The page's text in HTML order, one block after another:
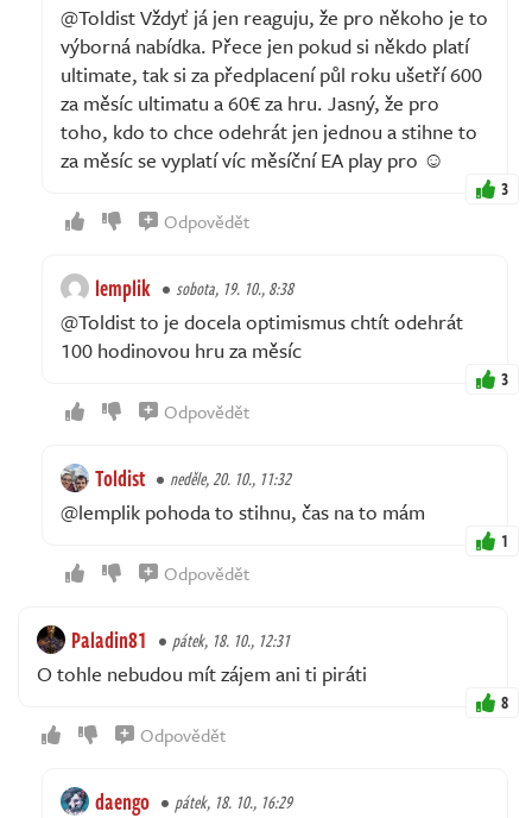
@Toldist Vždyť já jen reaguju, že pro někoho je to
výborná nabídka. Přece jen pokud si někdo platí
ultimate, tak si za předplacení půl roku ušetří 600
za měsíc ultimatu a 60€ za hru. Jasný, že pro
toho, kdo to chce odehrát jen jednou a stihne to
za měsíc se vyplatí víc měsíční EA play pro ☺️
3
Odpovědět
lemplik sobota, 19. 10., 8:38
@Toldist to je docela optimismus chtít odehrát
100 hodinovou hru za měsíc
3
Odpovědět
Toldist neděle, 20. 10., 11:32
@lemplik pohoda to stihnu, čas na to mám
1
Odpovědět
Paladin81 pátek, 18. 10., 12:31
O tohle nebudou mít zájem ani ti piráti
8
Odpovědět
daengo pátek, 18. 10., 16:29